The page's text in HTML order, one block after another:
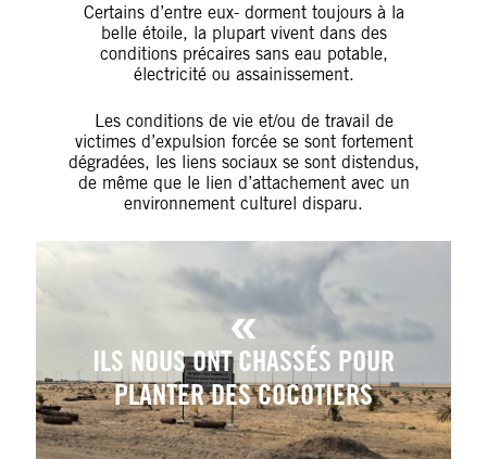
Certains d’entre eux- dorment toujours à la
belle étoile, la plupart vivent dans des
conditions précaires sans eau potable,
électricité ou assainissement.
Les conditions de vie et/ou de travail de
victimes d’expulsion forcée se sont fortement
dégradées, les liens sociaux se sont distendus,
de même que le lien d’attachement avec un
environnement culturel disparu.
ILS NOUS ONT CHASSÉS POUR
PLANTER DES COCOTIERS